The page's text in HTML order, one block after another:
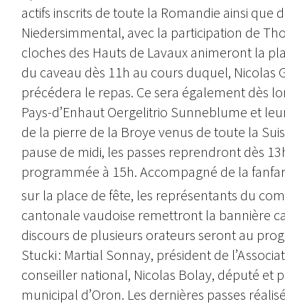
actifs inscrits de toute la Romandie ainsi que
Niedersimmental, avec la participation de
cloches des Hauts de Lavaux animeront la
du caveau dès 11h au cours duquel,
précédera le repas. Ce sera également dès
Pays-d’Enhaut Oergelitrio Sunneblume et
de la pierre de la Broye venus de toute la
pause de midi, les passes reprendront dès
programmée à 15h. Accompagné de la
sur la place de fête, les représentants du
cantonale vaudoise remettront la bannière
discours de plusieurs orateurs seront au
Stucki : Martial Sonnay, président de
conseiller national, Nicolas Bolay, député et
municipal d’Oron. Les dernières passes